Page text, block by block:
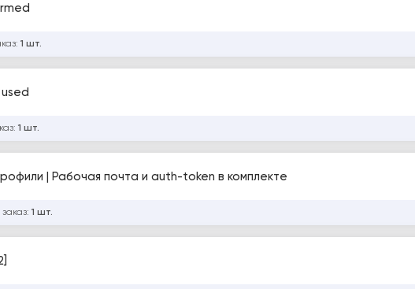
1 шт.
1 шт.
| Рабочая почта и auth-token в комплекте
1 шт.